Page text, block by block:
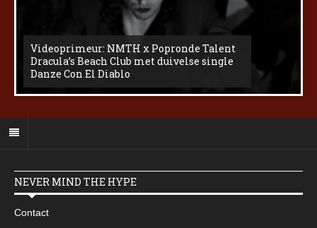
Videoprimeur: NMTH x Popronde Talent
Dracula’s Beach Club met duivelse single
Danze Con El Diablo
NEVER MIND THE HYPE
Contact